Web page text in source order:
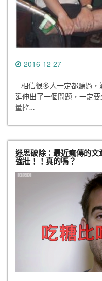
2016-12-27
相信很多人一定都聽過，
延伸出了一個問題，一定
量控…
迷思破除：最近瘋傳的
強壯！！真的嗎？